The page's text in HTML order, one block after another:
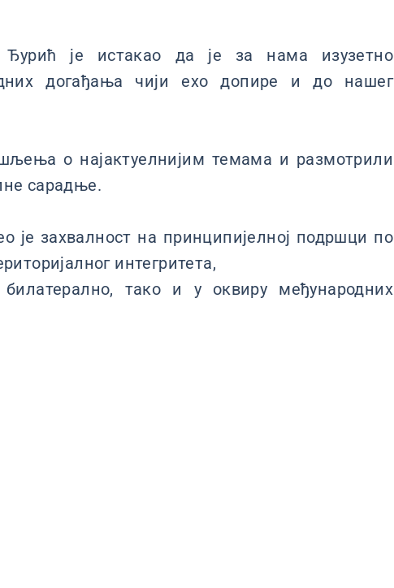
Ђурић је истакао да је за нама изузетно
догађања чији ехо допире и до нашег
о најактуелнијим темама и размотрили
сарадње.
је захвалност на принципијелној подршци по
интегритета,
тако и у оквиру међународних